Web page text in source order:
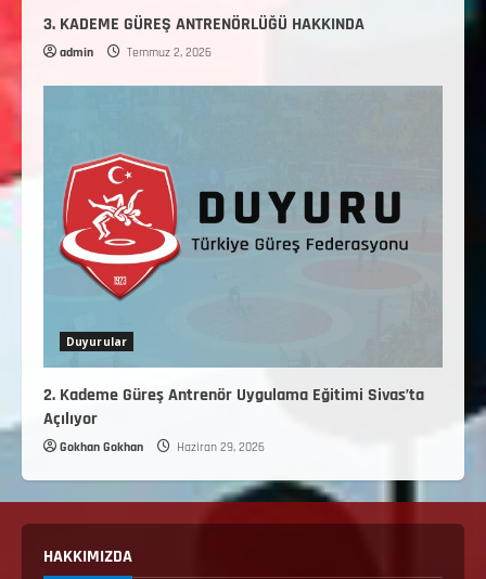
3. KADEME GÜREŞ ANTRENÖRLÜĞÜ HAKKINDA
admin Temmuz 2, 2026
Duyurular
2. Kademe Güreş Antrenör Uygulama Eğitimi Sivas’ta
Açılıyor
Gokhan Gokhan Haziran 29, 2026
HAKKIMIZDA